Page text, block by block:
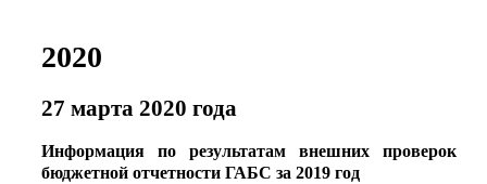
2020
27 марта 2020 года
Информация по результатам внешних проверок
бюджетной отчетности ГАБС за 2019 год